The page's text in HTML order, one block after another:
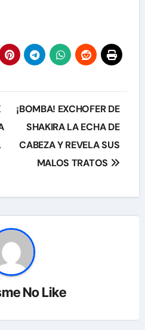
¡BOMBA! EXCHOFER DE
SHAKIRA LA ECHA DE
CABEZA Y REVELA SUS
MALOS TRATOS
No Like